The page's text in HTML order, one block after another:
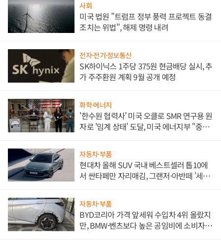
사회
미국 법원 "트럼프 정부 풍력 프로젝트 동결
조치는 위법", 해제 명령 내려
전자·전기·정보통신
SK하이닉스 1주당 375원 현금배당 실시, 추
가 주주환원 계획 9월 공개 예정
화학·에너지
'한수원 협력사' 미국 오클로 SMR 연구용 원
자로 '임계 상태' 도달, 미국 에너지부 "중요
자동차·부품
현대차 올해 SUV 국내 베스트셀러 톱10에
서 싼타페만 자리매김, 그랜저·아반떼 '세단
자동차·부품
BYD코리아 가격 앞세워 수입차 4위 올랐지
만, BMW·벤츠보다 높은 공임비에 소비자